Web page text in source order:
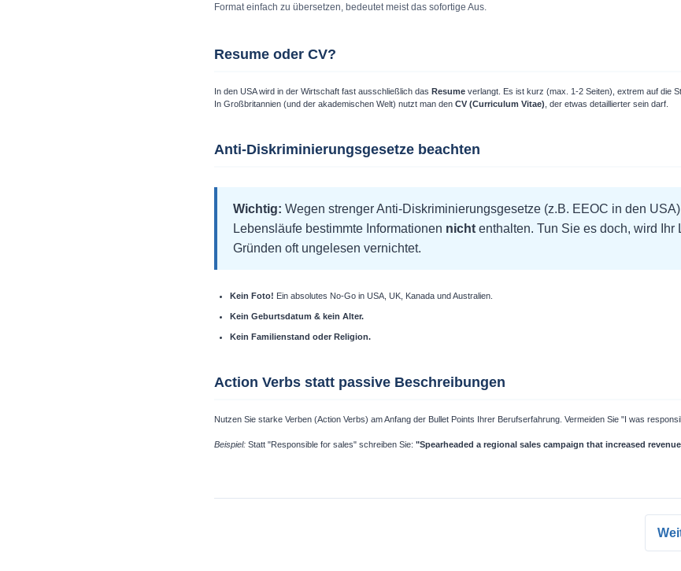
Format einfach zu übersetzen, bedeutet meist das sofortige Aus.
Resume oder CV?
In den USA wird in der Wirtschaft fast ausschließlich das Resume verlangt. Es ist kurz (max. 1-2 Seiten), extrem auf die
In Großbritannien (und der akademischen Welt) nutzt man den CV (Curriculum Vitae) , der etwas detaillierter sein darf.
Anti-Diskriminierungsgesetze beachten
Wichtig: Wegen strenger Anti-Diskriminierungsgesetze (z.B. EEOC in den
Lebensläufe bestimmte Informationen nicht enthalten. Tun Sie es doch, wird Ihr
Gründen oft ungelesen vernichtet.
Kein Foto! Ein absolutes No-Go in USA, UK, Kanada und Australien.
Kein Geburtsdatum & kein Alter.
Kein Familienstand oder Religion.
Action Verbs statt passive Beschreibungen
Nutzen Sie starke Verben (Action Verbs) am Anfang der Bullet Points Ihrer Berufserfahrung. Vermeiden Sie "I was
Beispiel: Statt "Responsible for sales" schreiben Sie: "Spearheaded a regional sales campaign that increased